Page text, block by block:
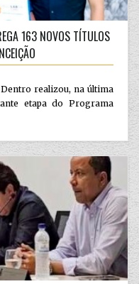
163 NOVOS TÍTULOS
realizou, na última
etapa do Programa